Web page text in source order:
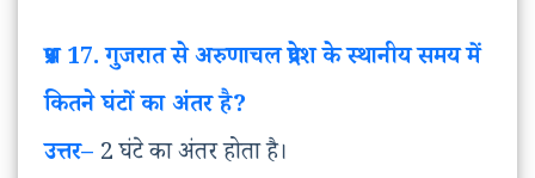
प्रश्न17. गुजरातसेअरुणाचलप्रदेशकेस्थानीयसमयमें
कितनेघंटोंकाअंतरहै?
उत्तर– 2 घंटे का अंतर होता है।